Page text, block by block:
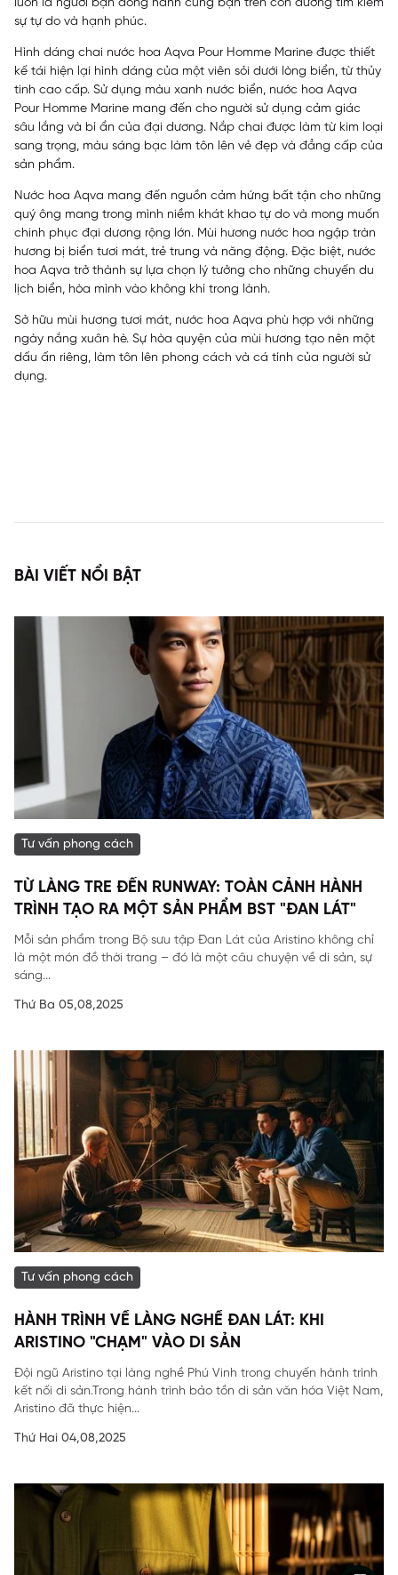
luôn là người bạn đồng hành cùng bạn trên con đường tìm kiếm
sự tự do và hạnh phúc.
Hình dáng chai nước hoa Aqva Pour Homme Marine được thiết
kế tái hiện lại hình dáng của một viên sỏi dưới lòng biển, từ thủy
tinh cao cấp. Sử dụng màu xanh nước biển, nước hoa Aqva
Pour Homme Marine mang đến cho người sử dụng cảm giác
sâu lắng và bí ẩn của đại dương. Nắp chai được làm từ kim loại
sang trọng, màu sáng bạc làm tôn lên vẻ đẹp và đẳng cấp của
sản phẩm.
Nước hoa Aqva mang đến nguồn cảm hứng bất tận cho những
quý ông mang trong mình niềm khát khao tự do và mong muốn
chinh phục đại dương rộng lớn. Mùi hương nước hoa ngập tràn
hương bị biển tươi mát, trẻ trung và năng động. Đặc biệt, nước
hoa Aqva trở thành sự lựa chọn lý tưởng cho những chuyến du
lịch biển, hòa mình vào không khí trong lành.
Sở hữu mùi hương tươi mát, nước hoa Aqva phù hợp với những
ngày nắng xuân hè. Sự hòa quyện của mùi hương tạo nên một
dấu ấn riêng, làm tôn lên phong cách và cá tính của người sử
dụng.
BÀI VIẾT NỔI BẬT
Tư vấn phong cách
TỪ LÀNG TRE ĐẾN RUNWAY: TOÀN CẢNH HÀNH
TRÌNH TẠO RA MỘT SẢN PHẨM BST "ĐAN LÁT"
Mỗi sản phẩm trong Bộ sưu tập Đan Lát của Aristino không chỉ
là một món đồ thời trang – đó là một câu chuyện về di sản, sự
sáng...
Thứ Ba 05,08,2025
Tư vấn phong cách
HÀNH TRÌNH VỀ LÀNG NGHỀ ĐAN LÁT: KHI
ARISTINO "CHẠM" VÀO DI SẢN
Đội ngũ Aristino tại làng nghề Phú Vinh trong chuyến hành trình
kết nối di sản.Trong hành trình bảo tồn di sản văn hóa Việt Nam,
Aristino đã thực hiện...
Thứ Hai 04,08,2025